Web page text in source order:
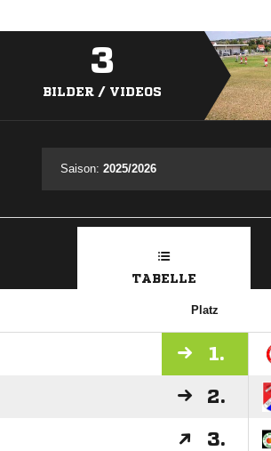
3
BILDER / VIDEOS
Saison: 2025/2026
TABELLE
Platz
1.
2.
3.